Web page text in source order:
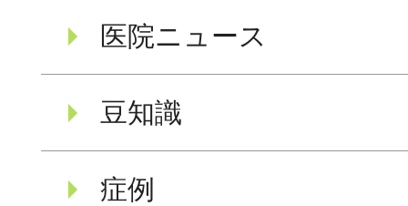
医院ニュース
豆知識
症例